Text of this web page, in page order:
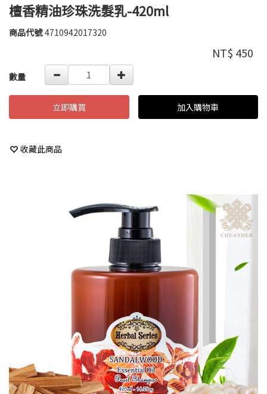
檀香精油珍珠洗髮乳-420ml
商品代號 4710942017320
4710942017320
芙
寶
NT$ 450
GOODS000000000000000004158
數量
立即購買 加入購物車
收藏此商品